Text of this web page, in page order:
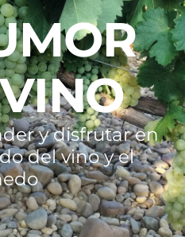
y disfrutar en
del vino y el